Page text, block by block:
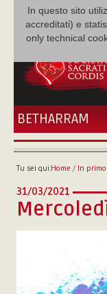
In questo sito
accreditati) e
only technical
BETHARRAM
HOME
FAMIGLIA
MISSIONE
NEF
P. AUGUSTO
Tu sei qui:Home / In
31/03/2021